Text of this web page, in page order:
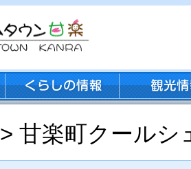
> 甘楽町クールシ